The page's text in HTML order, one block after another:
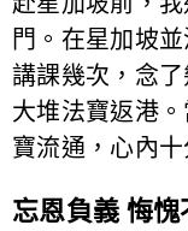
門。在星加坡
講課幾次，念
大堆法寶返港
寶流通，心內十
忘恩負義 悔愧